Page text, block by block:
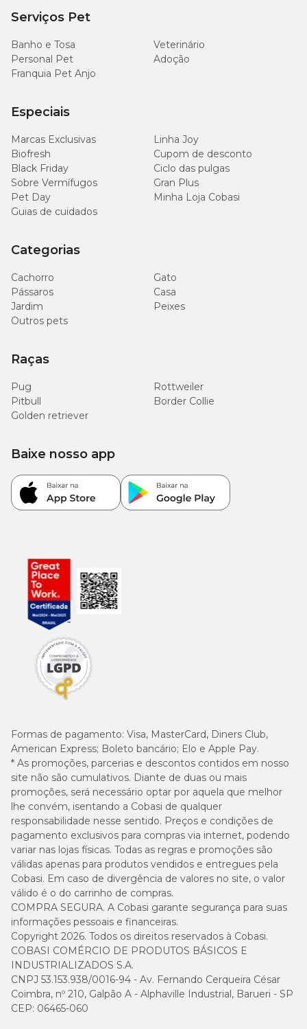
Serviços Pet
Banho e Tosa
Veterinário
Personal Pet
Adoção
Franquia Pet Anjo
Especiais
Marcas Exclusivas
Linha Joy
Biofresh
Cupom de desconto
Black Friday
Ciclo das pulgas
Sobre Vermífugos
Gran Plus
Pet Day
Minha Loja Cobasi
Guias de cuidados
Categorias
Cachorro
Gato
Pássaros
Casa
Jardim
Peixes
Outros pets
Raças
Pug
Rottweiler
Pitbull
Border Collie
Golden retriever
Formas de pagamento: Visa, MasterCard, Diners Club,
American Express; Boleto bancário; Elo e Apple Pay.
* As promoções, parcerias e descontos contidos em nosso
site não são cumulativos. Diante de duas ou mais
promoções, será necessário optar por aquela que melhor
lhe convém, isentando a Cobasi de qualquer
responsabilidade nesse sentido. Preços e condições de
pagamento exclusivos para compras via internet, podendo
variar nas lojas físicas. Todas as regras e promoções são
válidas apenas para produtos vendidos e entregues pela
Cobasi. Em caso de divergência de valores no site, o valor
válido é o do carrinho de compras.
COMPRA SEGURA. A Cobasi garante segurança para suas
informações pessoais e financeiras.
Copyright 2026. Todos os direitos reservados à Cobasi.
COBASI COMÉRCIO DE PRODUTOS BÁSICOS E
INDUSTRIALIZADOS S.A.
CNPJ 53.153.938/0016-94 - Av. Fernando Cerqueira César
Coimbra, nº 210, Galpão A - Alphaville Industrial, Barueri - SP
CEP: 06465-060
Baixe nosso app